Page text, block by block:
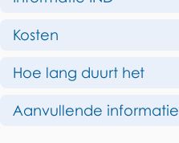
a
Kosten
Hoe lang duurt het
Aanvullende informatie